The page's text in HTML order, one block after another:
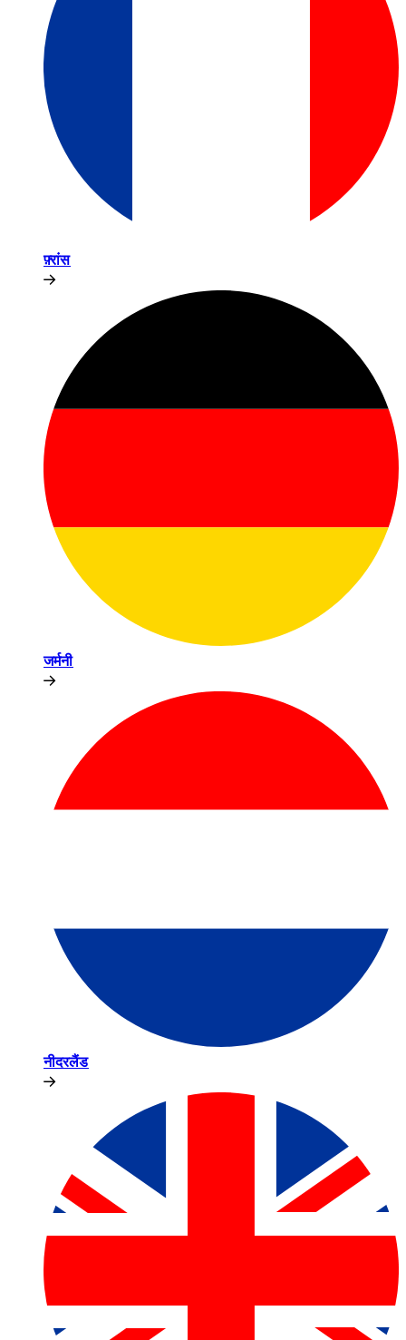
फ़्रांस​​
जर्मनी​​
नीदरलैंड​​